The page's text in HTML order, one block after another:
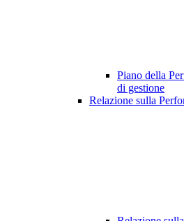
Piano della
di gestione
Relazione sulla